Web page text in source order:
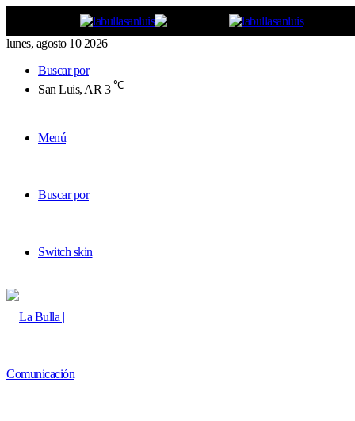
lunes, agosto 10 2026
Buscar por
San Luis, AR 3 ℃
Menú
Buscar por
Switch skin